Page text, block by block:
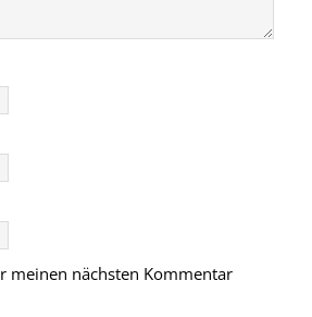
meinen nächsten Kommentar